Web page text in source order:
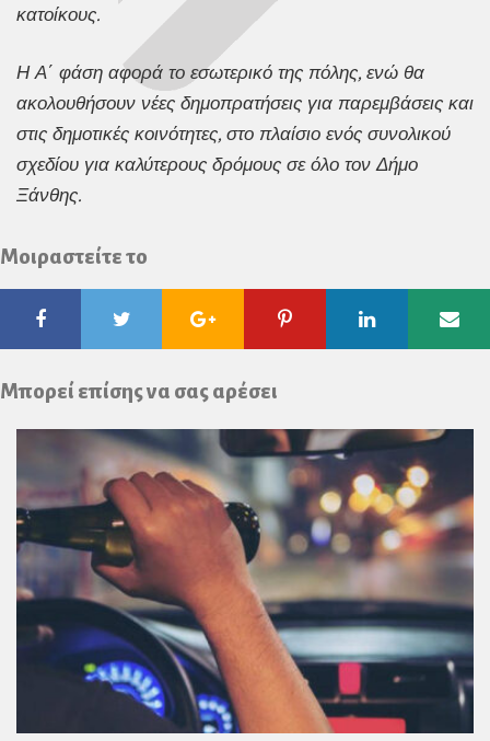
κατοίκους.
Η Α΄ φάση αφορά το εσωτερικό της πόλης, ενώ θα
ακολουθήσουν νέες δημοπρατήσεις για παρεμβάσεις και
στις δημοτικές κοινότητες, στο πλαίσιο ενός συνολικού
σχεδίου για καλύτερους δρόμους σε όλο τον Δήμο
Ξάνθης.
Μοιραστείτε το
FacebookTwitter Google
Plus
Pinterest Linkedin
Μπορεί επίσης να σας αρέσει